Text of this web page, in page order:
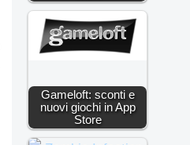
Gameloft: sconti e
nuovi giochi in App
Store